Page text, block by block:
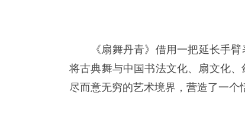
《扇舞丹青》借用一把延长手
将古典舞与中国书法文化、扇文化
尽而意无穷的艺术境界，营造了一个